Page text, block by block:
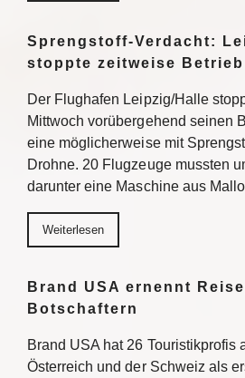
Sprengstoff-Verdacht:
stoppte zeitweise
Der Flughafen Leipzig/Halle
Mittwoch vorübergehend seinen
eine möglicherweise mit
Drohne. 20 Flugzeuge mussten
darunter eine Maschine aus
Weiterlesen
Brand USA ernennt
Botschaftern
Brand USA hat 26 Touristikprofis
Österreich und der Schweiz als